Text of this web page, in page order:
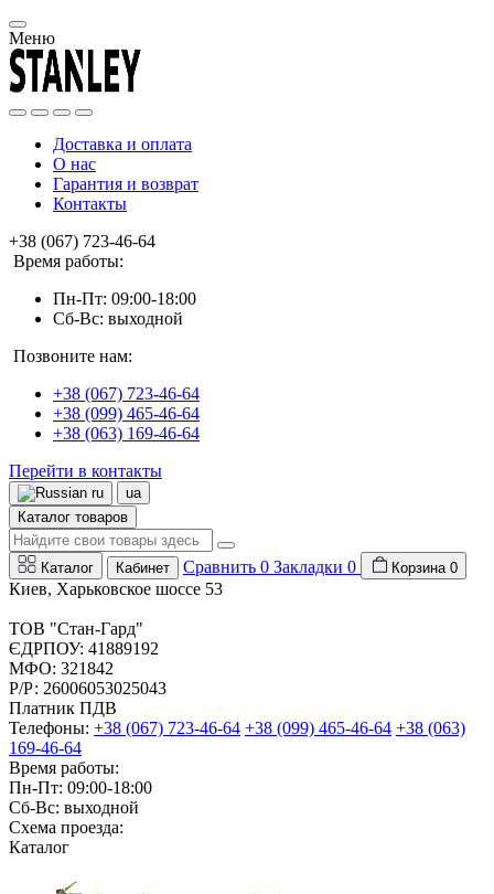
Меню
Доставка и оплата
О нас
Гарантия и возврат
Контакты
+38 (067) 723-46-64
Время работы:
Пн-Пт: 09:00-18:00
Сб-Вс: выходной
Позвоните нам:
+38 (067) 723-46-64
+38 (099) 465-46-64
+38 (063) 169-46-64
Перейти в контакты
ru
ua
Каталог товаров
Каталог Кабинет Сравнить 0 Закладки 0 Корзина 0
Киев, Харьковское шоссе 53
ТОВ "Стан-Гард"
ЄДРПОУ: 41889192
МФО: 321842
Р/Р: 26006053025043
Платник ПДВ
Телефоны: +38 (067) 723-46-64 +38 (099) 465-46-64 +38 (063)
169-46-64
Время работы:
Пн-Пт: 09:00-18:00
Сб-Вс: выходной
Схема проезда:
Каталог